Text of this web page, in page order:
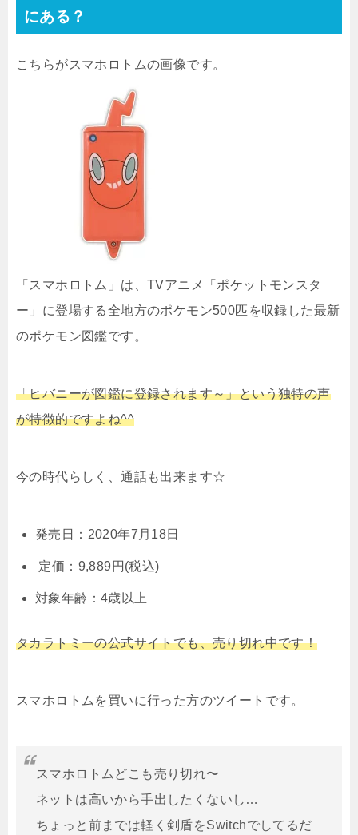
にある？
こちらがスマホロトムの画像です。
「スマホロトム」は、TVアニメ「ポケットモンスタ
ー」に登場する全地方のポケモン500匹を収録した最新
のポケモン図鑑です。
「ヒバニーが図鑑に登録されます～」という独特の声
が特徴的ですよね^^
今の時代らしく、通話も出来ます☆
発売日：2020年7月18日
定価：9,889円(税込)
対象年齢：4歳以上
タカラトミーの公式サイトでも、売り切れ中です！
スマホロトムを買いに行った方のツイートです。
スマホロトムどこも売り切れ〜
ネットは高いから手出したくないし…
ちょっと前までは軽く剣盾をSwitchでしてるだ